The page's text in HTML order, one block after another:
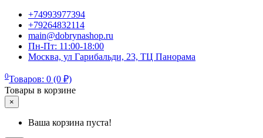
+74993977394
+79264832114
main@dobrynashop.ru
Пн-Пт: 11:00-18:00
Москва, ул Гарибальди, 23, ТЦ Панорама
0Товаров: 0 (0 ₽)
Товары в корзине
×
Ваша корзина пуста!